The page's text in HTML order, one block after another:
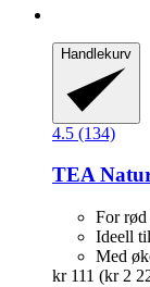
Handlekurv
4.5 (134)
TEA
For
Ideell
Med
kr 111 (kr 2